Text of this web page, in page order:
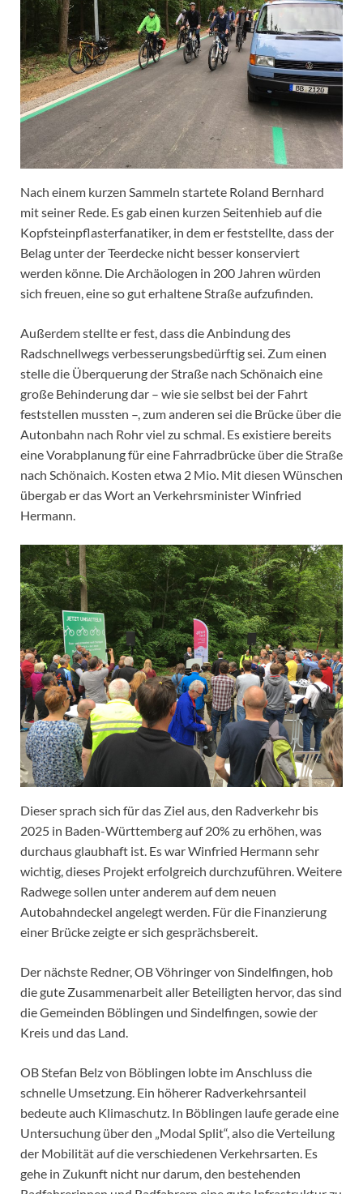
Nach einem kurzen Sammeln startete Roland Bernhard
mit seiner Rede. Es gab einen kurzen Seitenhieb auf die
Kopfsteinpflasterfanatiker, in dem er feststellte, dass der
Belag unter der Teerdecke nicht besser konserviert
werden könne. Die Archäologen in 200 Jahren würden
sich freuen, eine so gut erhaltene Straße aufzufinden.
Außerdem stellte er fest, dass die Anbindung des
Radschnellwegs verbesserungsbedürftig sei. Zum einen
stelle die Überquerung der Straße nach Schönaich eine
große Behinderung dar – wie sie selbst bei der Fahrt
feststellen mussten –, zum anderen sei die Brücke über die
Autonbahn nach Rohr viel zu schmal. Es existiere bereits
eine Vorabplanung für eine Fahrradbrücke über die Straße
nach Schönaich. Kosten etwa 2 Mio. Mit diesen Wünschen
übergab er das Wort an Verkehrsminister Winfried
Hermann.
Dieser sprach sich für das Ziel aus, den Radverkehr bis
2025 in Baden-Württemberg auf 20% zu erhöhen, was
durchaus glaubhaft ist. Es war Winfried Hermann sehr
wichtig, dieses Projekt erfolgreich durchzuführen. Weitere
Radwege sollen unter anderem auf dem neuen
Autobahndeckel angelegt werden. Für die Finanzierung
einer Brücke zeigte er sich gesprächsbereit.
Der nächste Redner, OB Vöhringer von Sindelfingen, hob
die gute Zusammenarbeit aller Beteiligten hervor, das sind
die Gemeinden Böblingen und Sindelfingen, sowie der
Kreis und das Land.
OB Stefan Belz von Böblingen lobte im Anschluss die
schnelle Umsetzung. Ein höherer Radverkehrsanteil
bedeute auch Klimaschutz. In Böblingen laufe gerade eine
Untersuchung über den „Modal Split“, also die Verteilung
der Mobilität auf die verschiedenen Verkehrsarten. Es
gehe in Zukunft nicht nur darum, den bestehenden